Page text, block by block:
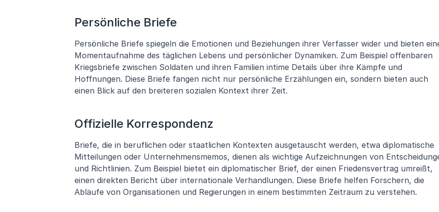
Persönliche Briefe
Persönliche Briefe spiegeln die Emotionen und Beziehungen ihrer Verfasser wider und bieten
Momentaufnahme des täglichen Lebens und persönlicher Dynamiken. Zum Beispiel offenbaren
Kriegsbriefe zwischen Soldaten und ihren Familien intime Details über ihre Kämpfe und
Hoffnungen. Diese Briefe fangen nicht nur persönliche Erzählungen ein, sondern bieten auch
einen Blick auf den breiteren sozialen Kontext ihrer Zeit.
Offizielle Korrespondenz
Briefe, die in beruflichen oder staatlichen Kontexten ausgetauscht werden, etwa diplomatische
Mitteilungen oder Unternehmensmemos, dienen als wichtige Aufzeichnungen von
und Richtlinien. Zum Beispiel bietet ein diplomatischer Brief, der einen Friedensvertrag umreißt,
einen direkten Bericht über internationale Verhandlungen. Diese Briefe helfen Forschern, die
Abläufe von Organisationen und Regierungen in einem bestimmten Zeitraum zu verstehen.